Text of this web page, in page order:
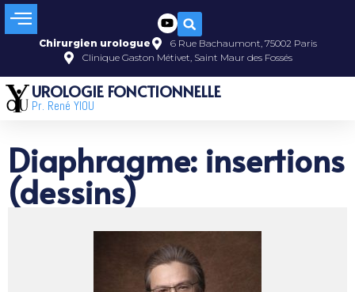
Chirurgien urologue
6 Rue Bachaumont, 75002 Paris
Clinique Gaston Métivet, Saint Maur des Fossés
UROLOGIE FONCTIONNELLE
Pr. René YIOU
Diaphragme: insertions
(dessins)